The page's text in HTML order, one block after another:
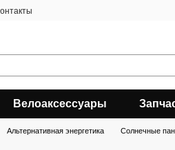
Велоаксессуары
Альтернативная энергетика Солнечные